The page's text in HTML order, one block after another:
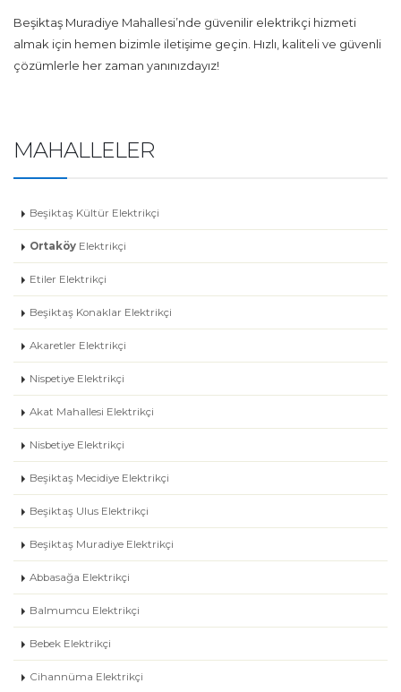
Beşiktaş Muradiye Mahallesi’nde güvenilir elektrikçi hizmeti
almak için hemen bizimle iletişime geçin. Hızlı, kaliteli ve güvenli
çözümlerle her zaman yanınızdayız!
MAHALLELER
Beşiktaş Kültür Elektrikçi
Ortaköy Elektrikçi
Etiler Elektrikçi
Beşiktaş Konaklar Elektrikçi
Akaretler Elektrikçi
Nispetiye Elektrikçi
Akat Mahallesi Elektrikçi
Nisbetiye Elektrikçi
Beşiktaş Mecidiye Elektrikçi
Beşiktaş Ulus Elektrikçi
Beşiktaş Muradiye Elektrikçi
Abbasağa Elektrikçi
Balmumcu Elektrikçi
Bebek Elektrikçi
Cihannüma Elektrikçi